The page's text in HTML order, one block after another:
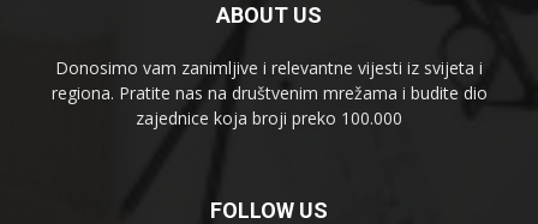
ABOUT US
Donosimo vam zanimljive i relevantne vijesti iz svijeta i
regiona. Pratite nas na društvenim mrežama i budite dio
zajednice koja broji preko 100.000
FOLLOW US